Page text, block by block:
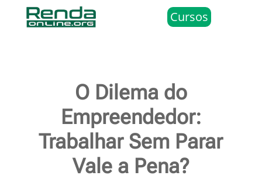
Cursos
O Dilema do
Empreendedor:
Trabalhar Sem Parar
Vale a Pena?